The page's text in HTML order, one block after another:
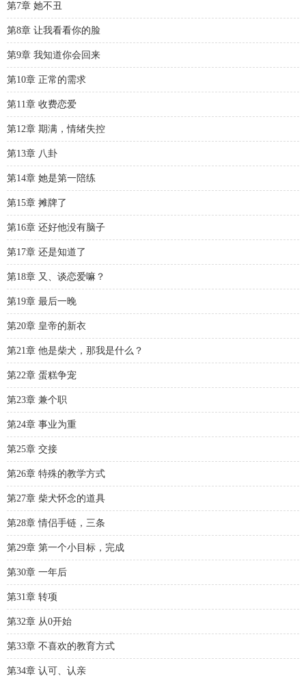
第7章 她不丑
第8章 让我看看你的脸
第9章 我知道你会回来
第10章 正常的需求
第11章 收费恋爱
第12章 期满，情绪失控
第13章 八卦
第14章 她是第一陪练
第15章 摊牌了
第16章 还好他没有脑子
第17章 还是知道了
第18章 又、谈恋爱嘛？
第19章 最后一晚
第20章 皇帝的新衣
第21章 他是柴犬，那我是什么？
第22章 蛋糕争宠
第23章 兼个职
第24章 事业为重
第25章 交接
第26章 特殊的教学方式
第27章 柴犬怀念的道具
第28章 情侣手链，三条
第29章 第一个小目标，完成
第30章 一年后
第31章 转项
第32章 从0开始
第33章 不喜欢的教育方式
第34章 认可、认亲